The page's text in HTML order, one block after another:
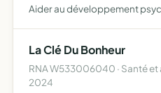
Aider au développement
La Clé Du Bonheur
RNA W533006040 · Santé et
2024